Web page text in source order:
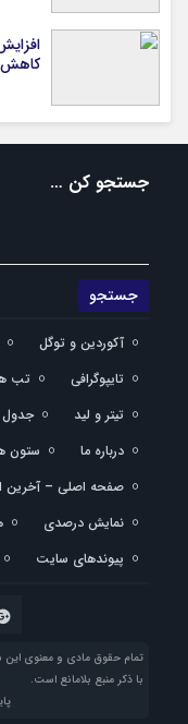
کاهش
جستجو کن …
آکوردین و توگل
تایپوگرافی
تب
تیتر و لید
درباره ما
ستون
صفحه اصلی – آخرین
نمایش درصدی
پیوندهای سایت
تمام حقوق مادی و معنوی این
با ذکر منبع بلامانع است.